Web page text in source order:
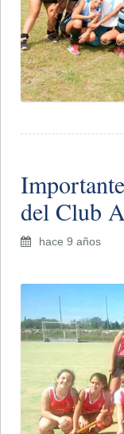
del Club
hace 9 años